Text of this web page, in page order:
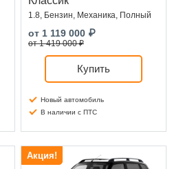
1.8, Бензин, Механика, Полный
от 1 119 000 ₽
от 1 419 000 ₽
Купить
Новый автомобиль
В наличии с ПТС
Акция!